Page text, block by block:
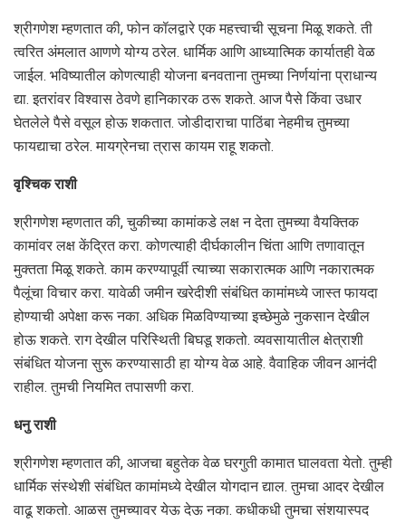
श्रीगणेश म्‍हणतात की, फोन कॉलद्वारे एक महत्त्वाची सूचना मिळू शकते. ती
त्वरित अंमलात आणणे योग्य ठरेल. धार्मिक आणि आध्यात्मिक कार्यातही वेळ
जाईल. भविष्यातील कोणत्याही योजना बनवताना तुमच्या निर्णयांना प्राधान्य
द्या. इतरांवर विश्वास ठेवणे हानिकारक ठरू शकते. आज पैसे किंवा उधार
घेतलेले पैसे वसूल होऊ शकतात. जोडीदाराचा पाठिंबा नेहमीच तुमच्या
फायद्याचा ठरेल. मायग्रेनचा त्रास कायम राहू शकतो.
वृश्चिक राशी
श्रीगणेश म्‍हणतात की, चुकीच्या कामांकडे लक्ष न देता तुमच्या वैयक्तिक
कामांवर लक्ष केंद्रित करा. कोणत्याही दीर्घकालीन चिंता आणि तणावातून
मुक्तता मिळू शकते. काम करण्यापूर्वी त्याच्या सकारात्मक आणि नकारात्मक
पैलूंचा विचार करा. यावेळी जमीन खरेदीशी संबंधित कामांमध्ये जास्त फायदा
होण्याची अपेक्षा करू नका. अधिक मिळविण्याच्या इच्छेमुळे नुकसान देखील
होऊ शकते. राग देखील परिस्थिती बिघडू शकतो. व्यवसायातील क्षेत्राशी
संबंधित योजना सुरू करण्यासाठी हा योग्य वेळ आहे. वैवाहिक जीवन आनंदी
राहील. तुमची नियमित तपासणी करा.
धनु राशी
श्रीगणेश म्‍हणतात की, आजचा बहुतेक वेळ घरगुती कामात घालवता येतो. तुम्ही
धार्मिक संस्थेशी संबंधित कामांमध्ये देखील योगदान द्याल. तुमचा आदर देखील
वाढू शकतो. आळस तुमच्यावर येऊ देऊ नका. कधीकधी तुमचा संशयास्पद